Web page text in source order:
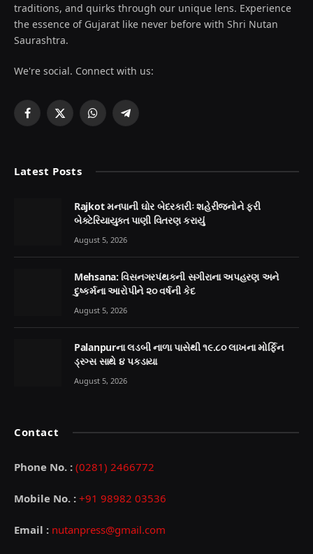
traditions, and quirks through our unique lens. Experience
the essence of Gujarat like never before with Shri Nutan
Saurashtra.
We're social. Connect with us:
Facebook
X
WhatsAppTelegram
Latest Posts
Rajkot મનપાની ઘોર બેદરકારીઃ શહેરીજનોને ફરી
બેક્ટેરિયાયુક્ત પાણી વિતરણ કરાયું
August 5, 2026
Mehsana: વિસનગરપંથકની સગીરાના અપહરણ અને
દુષ્કર્મના આરોપીને ૨૦ વર્ષની કેદ
August 5, 2026
Palanpurના લડબી નાળા પાસેથી ૧૯.૮૦ લાખના મોર્ફિન
ડ્રગ્સ સાથે ૪ પકડાયા
August 5, 2026
Contact
Phone No. : (0281) 2466772
Mobile No. : +91 98982 03536
Email : nutanpress@gmail.com